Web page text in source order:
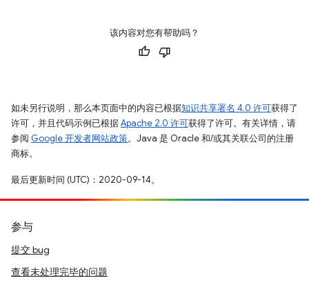
该内容对您有帮助吗？
如未另行说明，那么本页面中的内容已根据知识共享署名 4.0 许可获得了
许可，并且代码示例已根据Apache 2.0 许可获得了许可。有关详情，请
参阅 Google 开发者网站政策。Java 是 Oracle 和/或其关联公司的注册
商标。
最后更新时间 (UTC)：2020-09-14。
参与
提交 bug
查看未处理完毕的问题